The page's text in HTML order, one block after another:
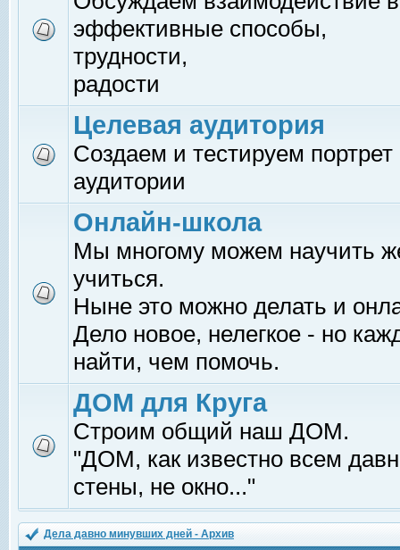
эффективные способы,
трудности,
радости
Целевая аудитория
Создаем и тестируем
аудитории
Онлайн-школа
Мы многому можем научить
учиться.
Ныне это можно делать и
Дело новое, нелегкое - но
найти, чем помочь.
ДОМ для Круга
Строим общий наш ДОМ.
"ДОМ, как известно всем
стены, не окно..."
Дела давно минувших дней - Архив